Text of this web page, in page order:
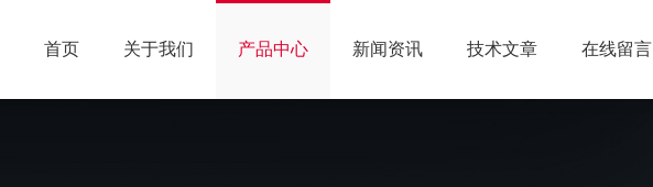
首页 关于我们 产品中心 新闻资讯 技术文章 在线留言